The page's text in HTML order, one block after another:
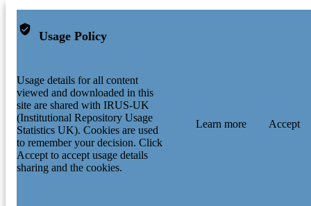
Usage Policy
Usage details for all content
viewed and downloaded in this
site are shared with IRUS-UK
(Institutional Repository Usage
Statistics UK). Cookies are used
to remember your decision. Click
Accept to accept usage details
sharing and the cookies.
Learn more Accept